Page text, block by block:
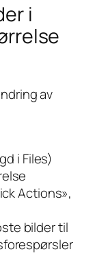
i
av
i Files)
Actions»,
bilder til